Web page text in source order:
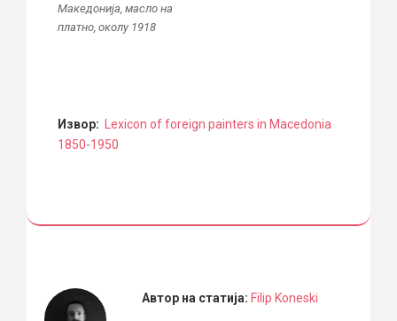
Македонија, масло на
платно, околу 1918
Извор: Lexicon of foreign painters in Macedonia
1850-1950
Автор на статија: Filip Koneski